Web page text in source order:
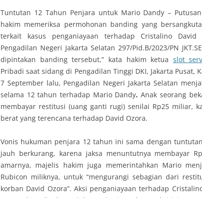
Tuntutan 12 Tahun Penjara untuk Mario Dandy –
hakim memeriksa permohonan banding yang
terkait kasus penganiayaan terhadap Cristalino David
Pengadilan Negeri Jakarta Selatan 297/Pid.B/2023/PN
dipintakan banding tersebut,” kata hakim ketua slot
Pribadi saat sidang di Pengadilan Tinggi DKI, Jakarta Pusat,
7 September lalu, Pengadilan Negeri Jakarta Selatan
selama 12 tahun terhadap Mario Dandy.Anak seorang
membayar restitusi (uang ganti rugi) senilai Rp25 miliar,
berat yang terencana terhadap David Ozora.
Vonis hukuman penjara 12 tahun ini sama dengan
jauh berkurang, karena jaksa menuntutnya membayar
amarnya, majelis hakim juga memerintahkan Mario
Rubicon miliknya, untuk “mengurangi sebagian dari
korban David Ozora”. Aksi penganiayaan terhadap